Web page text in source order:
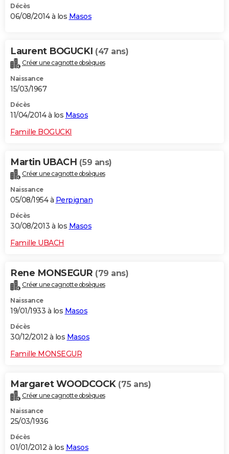
Décès
06/08/2014 à los Masos
Laurent BOGUCKI (47 ans)
Créer une cagnotte obsèques
Naissance
15/03/1967
Décès
11/04/2014 à los Masos
Famille BOGUCKI
Martin UBACH (59 ans)
Créer une cagnotte obsèques
Naissance
05/08/1954 à Perpignan
Décès
30/08/2013 à los Masos
Famille UBACH
Rene MONSEGUR (79 ans)
Créer une cagnotte obsèques
Naissance
19/01/1933 à los Masos
Décès
30/12/2012 à los Masos
Famille MONSEGUR
Margaret WOODCOCK (75 ans)
Créer une cagnotte obsèques
Naissance
25/03/1936
Décès
01/01/2012 à los Masos